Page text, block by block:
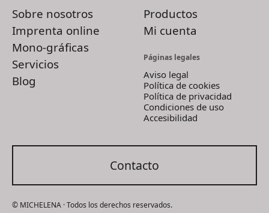
Sobre nosotros
Imprenta online
Mono-gráficas
Servicios
Blog
Productos
Mi cuenta
Páginas legales
Aviso legal
Política de cookies
Política de privacidad
Condiciones de uso
Accesibilidad
Contacto
© MICHELENA · Todos los derechos reservados.